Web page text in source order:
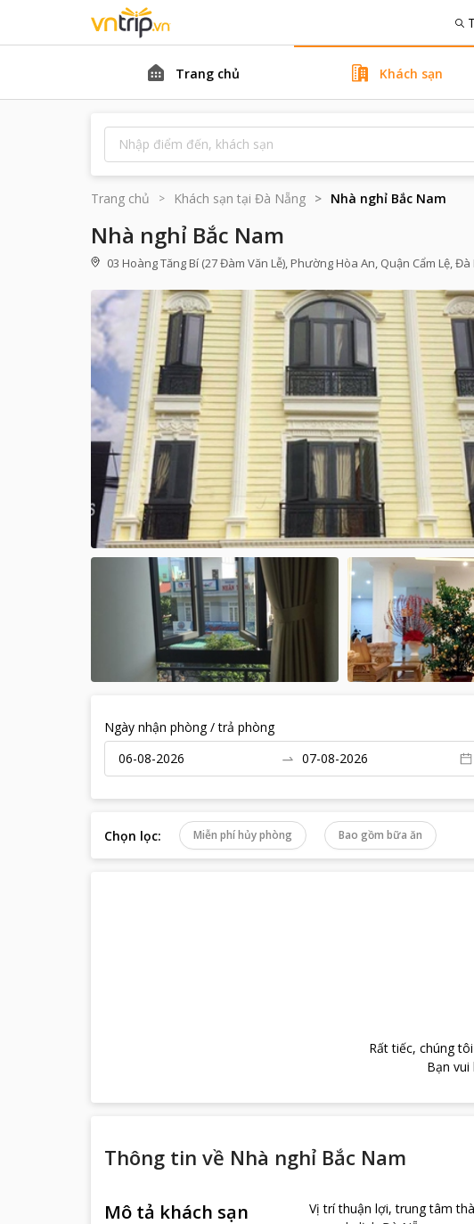
Trang chủ Khách sạn
Trang chủ Khách sạn tại Đà Nẵng Nhà nghỉ Bắc Nam
Nhà nghỉ Bắc Nam
03 Hoàng Tăng Bí (27 Đàm Văn Lễ), Phường Hòa An, Quận Cẩm Lệ, Đà
Ngày nhận phòng / trả phòng
Chọn lọc: Miễn phí hủy phòng Bao gồm bữa ăn
Rất tiếc, chúng
Bạn
Thông tin về Nhà nghỉ Bắc Nam
Mô tả khách sạn
Vị trí thuận lợi, trung tâm